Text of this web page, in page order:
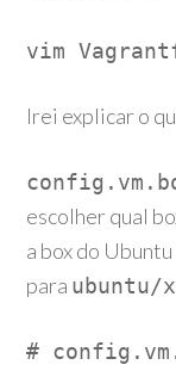
vim
Irei explicar o
escolher qual
a box do
para ubuntu/
#